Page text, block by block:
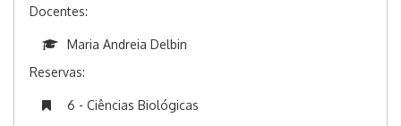
Docentes:
Maria Andreia Delbin
Reservas:
6 - Ciências Biológicas